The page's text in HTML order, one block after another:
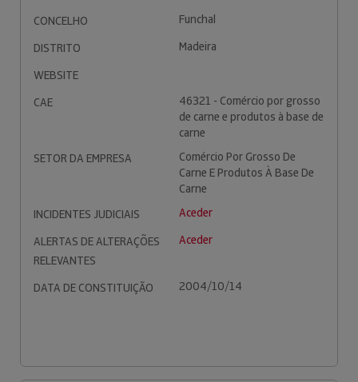
CONCELHO
Funchal
DISTRITO
Madeira
WEBSITE
CAE
46321 - Comércio por grosso
de carne e produtos à base de
carne
SETOR DA EMPRESA
Comércio Por Grosso De
Carne E Produtos À Base De
Carne
INCIDENTES JUDICIAIS
Aceder
ALERTAS DE ALTERAÇÕES
RELEVANTES
Aceder
DATA DE CONSTITUIÇÃO 2004/10/14